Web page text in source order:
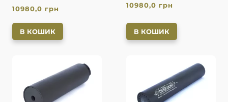
10980,0 грн
В КОШИК
10980,0 грн
В КОШИК